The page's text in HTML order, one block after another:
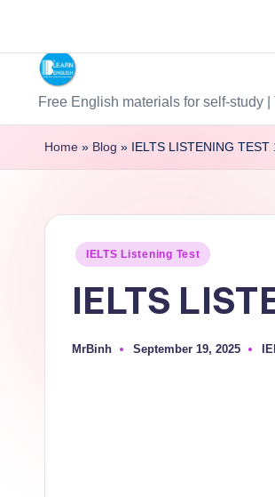
Free English materials for self-study
Home » Blog » IELTS LISTENING TEST
IELTS Listening Test
IELTS
MrBinh September 19, 2025